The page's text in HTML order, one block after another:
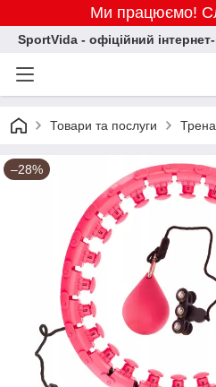
Ми працюємо!
SportVida - офіційний
Товари та послуги
–28%